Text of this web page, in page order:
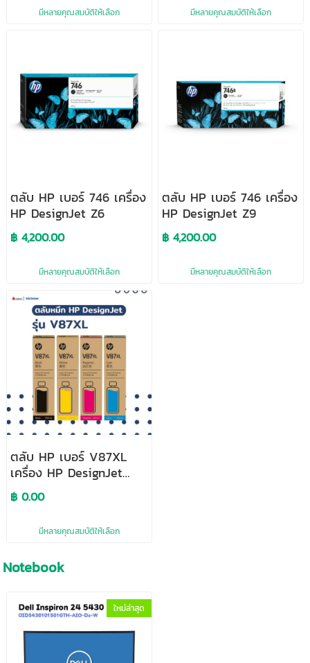
มีหลายคุณสมบัติให้เลือก มีหลายคุณสมบัติให้เลือก
ตลับ HP เบอร์ 746 เครื่อง
HP DesignJet Z6
฿ 4,200.00
มีหลายคุณสมบัติให้เลือก
ตลับ HP เบอร์ 746 เครื่อง
HP DesignJet Z9
฿ 4,200.00
มีหลายคุณสมบัติให้เลือก
ตลับ HP เบอร์ V87XL
เครื่อง HP DesignJet
T908
฿ 0.00
มีหลายคุณสมบัติให้เลือก
Notebook
ใหม่ล่าสุด